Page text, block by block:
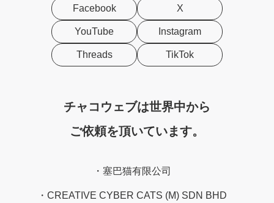
Facebook X
YouTube Instagram
Threads TikTok
チャコウェブは世界中から
ご依頼を頂いています。
塞巴猫有限公司
CREATIVE CYBER CATS (M) SDN BHD